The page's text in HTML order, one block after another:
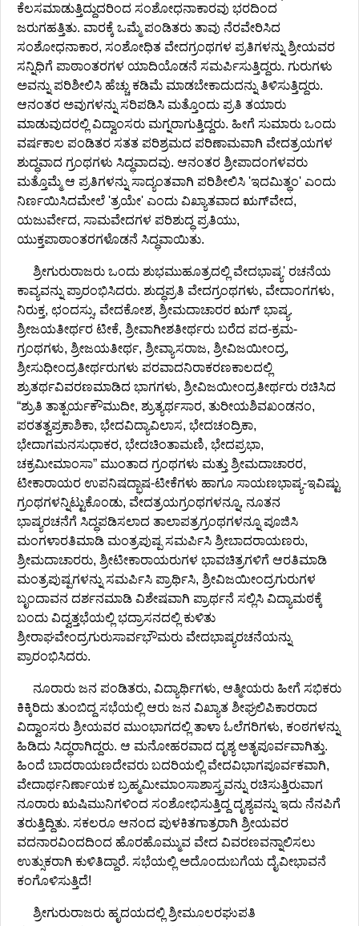
ಕೆಲಸಮಾಡುತ್ತಿದ್ದುದರಿಂದ ಸಂಶೋಧನಾಕಾರವು ಭರದಿಂದ
ಜರುಗಹತ್ತಿತು. ವಾರಕ್ಕೆ ಒಮ್ಮೆ ಪಂಡಿತರು ತಾವು ನೆರವೇರಿಸಿದ
ಸಂಶೋಧನಾಕಾರ, ಸಂಶೋಧಿತ ವೇದಗ್ರಂಥಗಳ ಪ್ರತಿಗಳನ್ನು ಶ್ರೀಯವರ
ಸನ್ನಿಧಿಗೆ ಪಾಠಾಂತರಗಳ ಯಾದಿಯೊಡನೆ ಸಮರ್ಪಿಸುತ್ತಿದ್ದರು. ಗುರುಗಳು
ಅವನ್ನು ಪರಿಶೀಲಿಸಿ ಹೆಚ್ಚು ಕಡಿಮೆ ಮಾಡಬೇಕಾದುದನ್ನು ತಿಳಿಸುತ್ತಿದ್ದರು.
ಆನಂತರ ಅವುಗಳನ್ನು ಸರಿಪಡಿಸಿ ಮತ್ತೊಂದು ಪ್ರತಿ ತಯಾರು
ಮಾಡುವುದರಲ್ಲಿ ವಿದ್ವಾಂಸರು ಮಗ್ನರಾಗುತ್ತಿದ್ದರು. ಹೀಗೆ ಸುಮಾರು ಒಂದು
ವರ್ಷಕಾಲ ಪಂಡಿತರ ಸತತ ಪರಿಶ್ರಮದ ಪರಿಣಾಮವಾಗಿ ವೇದತ್ರಯಗಳ
ಶುದ್ಧವಾದ ಗ್ರಂಥಗಳು ಸಿದ್ಧವಾದವು. ಆನಂತರ ಶ್ರೀಪಾದಂಗಳವರು
ಮತ್ತೊಮ್ಮೆ ಆ ಪ್ರತಿಗಳನ್ನು ಸಾದ್ಯಂತವಾಗಿ ಪರಿಶೀಲಿಸಿ 'ಇದಮಿತ್ಥಂ' ಎಂದು
ನಿರ್ಣಯಿಸಿದಮೇಲೆ 'ತ್ರಯೇ' ಎಂದು ವಿಖ್ಯಾತವಾದ ಋಗ್‌ವೇದ,
ಯಜುರ್ವೇದ, ಸಾಮವೇದಗಳ ಪರಿಶುದ್ಧ ಪ್ರತಿಯು,
ಯುಕ್ತಪಾಠಾಂತರಗಳೊಡನೆ ಸಿದ್ಧವಾಯಿತು.
ಶ್ರೀಗುರುರಾಜರು ಒಂದು ಶುಭಮುಹೂತ್ರದಲ್ಲಿ ವೇದಭಾಷ್ಯ' ರಚನೆಯ
ಕಾವ್ಯವನ್ನು ಪ್ರಾರಂಭಿಸಿದರು. ಶುದ್ಧಪ್ರತಿ ವೇದಗ್ರಂಥಗಳು, ವೇದಾಂಗಗಳು,
ನಿರುಕ್ತ, ಛಂದಸ್ಸು, ವೇದಕೋಶ, ಶ್ರೀಮದಾಚಾರರ ಋಗ್‌ ಭಾಷ್ಯ.
ಶ್ರೀಜಯತೀರ್ಥರ ಟೀಕೆ, ಶ್ರೀವಾಗೀಶತೀರ್ಥರು ಬರೆದ ಪದ-ಕ್ರಮ-
ಗ್ರಂಥಗಳು, ಶ್ರೀಜಯತೀರ್ಥ, ಶ್ರೀವ್ಯಾಸರಾಜ, ಶ್ರೀವಿಜಯೀಂದ್ರ,
ಶ್ರೀಸುಧೀಂದ್ರತೀರ್ಥರುಗಳು ಪರವಾದನಿರಾಕರಣಕಾಲದಲ್ಲಿ
ಶ್ರುತರ್ಥವಿವರಣಮಾಡಿದ ಭಾಗಗಳು, ಶ್ರೀವಿಜಯೀಂದ್ರತೀರ್ಥರು ರಚಿಸಿದ
“ಶ್ರುತಿ ತಾತ್ಪರ್ಯಕೌಮುದೀ, ಶ್ರುತ್ಯರ್ಥಸಾರ, ತುರೀಯಶಿವಖಂಡನಂ,
ಪರತತ್ವಪ್ರಕಾಶಿಕಾ, ಭೇದವಿದ್ಯಾವಿಲಾಸ, ಭೇದಚಂದ್ರಿಕಾ,
ಭೇದಾಗಮನಸುಧಾಕರ, ಭೇದಚಿಂತಾಮಣಿ, ಭೇದಪ್ರಭಾ,
ಚಕ್ರಮೀಮಾಂಸಾ” ಮುಂತಾದ ಗ್ರಂಥಗಳು ಮತ್ತು ಶ್ರೀಮದಾಚಾರರ,
ಟೀಕಾರಾಯರ ಉಪನಿಷದ್ಭಾಷ-ಟೀಕೆಗಳು ಹಾಗೂ ಸಾಯಣಭಾಷ್ಯ-ಇವಿಷ್ಟು
ಗ್ರಂಥಗಳನ್ನಿಟ್ಟುಕೊಂಡು, ವೇದತ್ರಯಗ್ರಂಥಗಳನ್ನೂ, ನೂತನ
ಭಾಷ್ಯರಚನೆಗೆ ಸಿದ್ಧಪಡಿಸಲಾದ ತಾಲಾಪತ್ರಗ್ರಂಥಗಳನ್ನೂ ಪೂಜಿಸಿ
ಮಂಗಳಾರತಿಮಾಡಿ ಮಂತ್ರಪುಷ್ಪ ಸಮರ್ಪಿಸಿ ಶ್ರೀಬಾದರಾಯಣರು,
ಶ್ರೀಮದಾಚಾರರು, ಶ್ರೀಟೀಕಾರಾಯರುಗಳ ಭಾವಚಿತ್ರಗಳಿಗೆ ಆರತಿಮಾಡಿ
ಮಂತ್ರಪುಷ್ಪಗಳನ್ನು ಸಮರ್ಪಿಸಿ ಪ್ರಾರ್ಥಿಸಿ, ಶ್ರೀವಿಜಯೀಂದ್ರಗುರುಗಳ
ಬೃಂದಾವನ ದರ್ಶನಮಾಡಿ ವಿಶೇಷವಾಗಿ ಪ್ರಾರ್ಥನೆ ಸಲ್ಲಿಸಿ ವಿದ್ಯಾಮಠಕ್ಕೆ
ಬಂದು ವಿದ್ವತ್ತಭೆಯಲ್ಲಿ ಭದ್ರಾಸನದಲ್ಲಿ ಕುಳಿತು
ಶ್ರೀರಾಘವೇಂದ್ರಗುರುಸಾರ್ವಭೌಮರು ವೇದಭಾಷ್ಯರಚನೆಯನ್ನು
ಪ್ರಾರಂಭಿಸಿದರು.
ನೂರಾರು ಜನ ಪಂಡಿತರು, ವಿದ್ಯಾರ್ಥಿಗಳು, ಆತ್ಮೀಯರು ಹೀಗೆ ಸಭಿಕರು
ಕಿಕ್ಕಿರಿದು ತುಂಬಿದ್ದ ಸಭೆಯಲ್ಲಿ ಆರು ಜನ ವಿಖ್ಯಾತ ಶೀಘ್ರಲಿಪಿಕಾರರಾದ
ವಿದ್ವಾಂಸರು ಶ್ರೀಯವರ ಮುಂಭಾಗದಲ್ಲಿ ತಾಳಾ ಓಲೆಗರಿಗಳು, ಕಂಠಗಳನ್ನು
ಹಿಡಿದು ಸಿದ್ಧರಾಗಿದ್ದರು. ಆ ಮನೋಹರವಾದ ದೃಶ್ಯ ಅತೃಪೂರ್ವವಾಗಿತ್ತು.
ಹಿಂದೆ ಬಾದರಾಯಣದೇವರು ಬದರಿಯಲ್ಲಿ ವೇದವಿಭಾಗಪೂರ್ವಕವಾಗಿ,
ವೇದಾರ್ಥನಿರ್ಣಾಯಕ ಬ್ರಹ್ಮಮೀಮಾಂಸಾಶಾಸ್ತ್ರವನ್ನು ರಚಿಸುತ್ತಿರುವಾಗ
ನೂರಾರು ಋಷಿಮುನಿಗಳಿಂದ ಸಂಶೋಭಿಸುತ್ತಿದ್ದ ದೃಶ್ಯವನ್ನು ಇದು ನೆನಪಿಗೆ
ತರುತ್ತಿದ್ದಿತು. ಸಕಲರೂ ಆನಂದ ಪುಳಕಿತಗಾತ್ರರಾಗಿ ಶ್ರೀಯವರ
ವದನಾರವಿಂದದಿಂದ ಹೊರಹೊಮ್ಮುವ ವೇದ ವಿವರಣವನ್ನಾಲಿಸಲು
ಉತ್ಸುಕರಾಗಿ ಕುಳಿತಿದ್ದಾರೆ. ಸಭೆಯಲ್ಲಿ ಅದೊಂದುಬಗೆಯ ದೈವೀಭಾವನೆ
ಕಂಗೊಳಿಸುತ್ತಿದೆ!
ಶ್ರೀಗುರುರಾಜರು ಹೃದಯದಲ್ಲಿ ಶ್ರೀಮೂಲರಘುಪತಿ